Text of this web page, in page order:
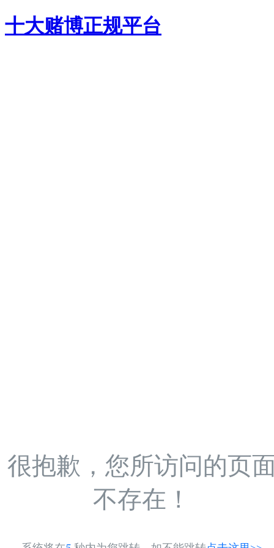
十大赌博正规平台
很抱歉，您所访问的页
不存在！